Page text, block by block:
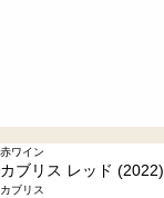
赤ワイン
カブリス レッド (2022)
カブリス